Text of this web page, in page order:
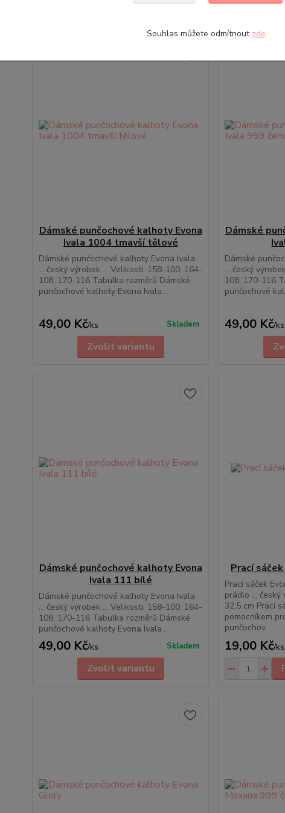
Dámské punčochové kalhoty Evona
Ivala 1004 tmavší tělové
Dámské punčochové kalhoty Evona Ivala
... český výrobek ... Velikosti: 158-100, 164-
108, 170-116 Tabulka rozměrů Dámské
punčochové kalhoty Evona Ivala...
49,00 Kč/ks Skladem
Zvolit variantu
Dámské
Dámské
... český
108, 170-116
punčochové
49,00 Kč/ks
Dámské punčochové kalhoty Evona
Ivala 111 bílé
Dámské punčochové kalhoty Evona Ivala
... český výrobek ... Velikosti: 158-100, 164-
108, 170-116 Tabulka rozměrů Dámské
punčochové kalhoty Evona Ivala...
49,00 Kč/ks Skladem
Zvolit variantu
Prací
Prací sáček
prádlo ... český
32,5 cm Prací
pomocníkem
punčochov...
19,00 Kč/ks
Souhlas můžete odmítnout zde.